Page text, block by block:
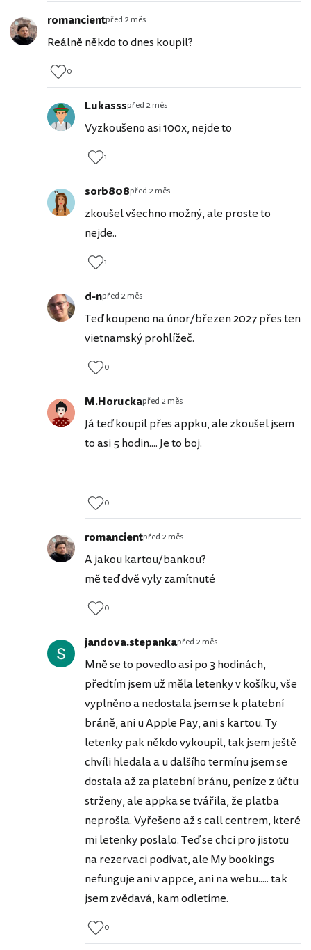
romancientpřed 2 měs
Reálně někdo to dnes koupil?
0
Lukassspřed 2 měs
Vyzkoušeno asi 100x, nejde to
1
sorb808před 2 měs
zkoušel všechno možný, ale proste to
nejde..
1
d-npřed 2 měs
Teď koupeno na únor/březen 2027 přes ten
vietnamský prohlížeč.
0
M.Horuckapřed 2 měs
Já teď koupil přes appku, ale zkoušel jsem
to asi 5 hodin.... Je to boj.
0
romancientpřed 2 měs
A jakou kartou/bankou?
mě teď dvě vyly zamítnuté
0
jandova.stepankapřed 2 měs
Mně se to povedlo asi po 3 hodinách,
předtím jsem už měla letenky v košíku, vše
vyplněno a nedostala jsem se k platební
bráně, ani u Apple Pay, ani s kartou. Ty
letenky pak někdo vykoupil, tak jsem ještě
chvíli hledala a u dalšího termínu jsem se
dostala až za platební bránu, peníze z účtu
strženy, ale appka se tvářila, že platba
neprošla. Vyřešeno až s call centrem, které
mi letenky poslalo. Teď se chci pro jistotu
na rezervaci podívat, ale My bookings
nefunguje ani v appce, ani na webu..... tak
jsem zvědavá, kam odletíme.
0